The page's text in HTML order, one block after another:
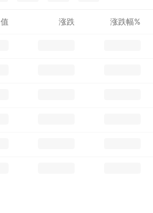
值 涨跌 涨跌幅%